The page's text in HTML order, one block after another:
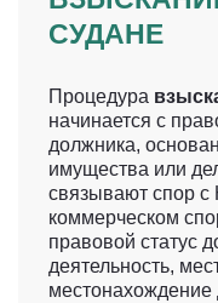
СУДАНЕ
Процедура
начинается с
должника,
имущества или
связывают спор
коммерческом
правовой статус
деятельность,